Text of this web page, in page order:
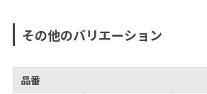
その他のバリエーション
品番